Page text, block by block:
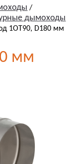
/
дымоходы
1ОТ90, D180 мм
мм